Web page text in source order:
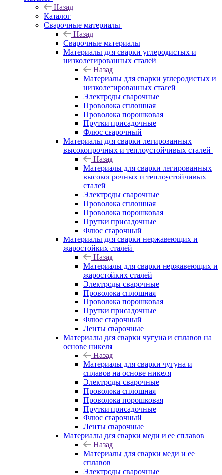
Назад
Каталог
Сварочные материалы
Назад
Сварочные материалы
Материалы для сварки углеродистых и
низколегированных сталей
Назад
Материалы для сварки углеродистых и
низколегированных сталей
Электроды сварочные
Проволока сплошная
Проволока порошковая
Прутки присадочные
Флюс сварочный
Материалы для сварки легированных
высокопрочных и теплоустойчивых сталей
Назад
Материалы для сварки легированных
высокопрочных и теплоустойчивых
сталей
Электроды сварочные
Проволока сплошная
Проволока порошковая
Прутки присадочные
Флюс сварочный
Материалы для сварки нержавеющих и
жаростойких сталей
Назад
Материалы для сварки нержавеющих и
жаростойких сталей
Электроды сварочные
Проволока сплошная
Проволока порошковая
Прутки присадочные
Флюс сварочный
Ленты сварочные
Материалы для сварки чугуна и сплавов на
основе никеля
Назад
Материалы для сварки чугуна и
сплавов на основе никеля
Электроды сварочные
Проволока сплошная
Проволока порошковая
Прутки присадочные
Флюс сварочный
Ленты сварочные
Материалы для сварки меди и ее сплавов
Назад
Материалы для сварки меди и ее
сплавов
Электроды сварочные